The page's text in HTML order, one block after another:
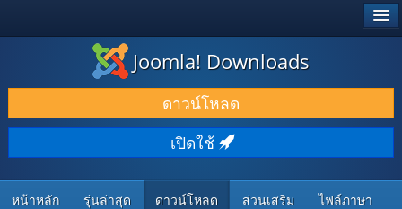
ดาวน์โหลด & ส่วนเสริม
ค้นคว้า & เรียนรู้
ชุมชน & สนับสนุน
ทรัพยากรสำหรับนักพัฒนา
Joomla! Downloads
ดาวน์โหลด
เปิดใช้
หน้าหลัก รุ่นล่าสุด ดาวน์โหลด ส่วนเสริม ไฟล์ภาษา